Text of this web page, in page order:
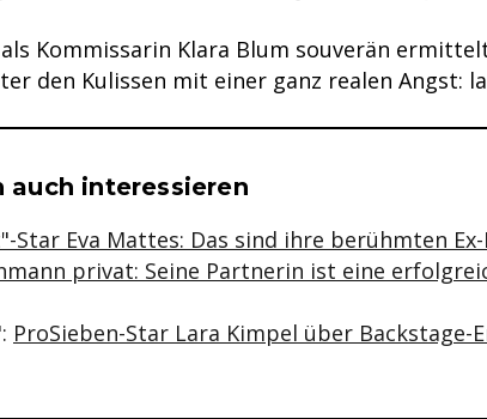
Kommissarin Klara Blum souverän
den Kulissen mit einer ganz realen Angst:
Informationen zum Inhalt
auch interessieren
Star Eva Mattes: Das sind ihre berühmten
privat: Seine Partnerin ist eine
ProSieben-Star Lara Kimpel über Backstage-